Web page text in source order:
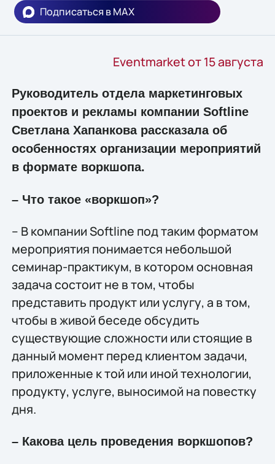
Подписаться в MAX
Eventmarket от 15 августа
Руководитель отдела маркетинговых
проектов и рекламы компании Softline
Светлана Хапанкова рассказала об
особенностях организации мероприятий
в формате воркшопа.
– Что такое «воркшоп»?
– В компании Softline под таким форматом
мероприятия понимается небольшой
семинар-практикум, в котором основная
задача состоит не в том, чтобы
представить продукт или услугу, а в том,
чтобы в живой беседе обсудить
существующие сложности или стоящие в
данный момент перед клиентом задачи,
приложенные к той или иной технологии,
продукту, услуге, выносимой на повестку
дня.
– Какова цель проведения воркшопов?